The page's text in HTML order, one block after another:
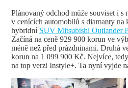
Plánovaný odchod může souviset i s
v cenících automobilů s diamanty
hybridní SUV Mitsubishi Outlander
Začíná na ceně 929 900 korun ve
méně než před prázdninami. Druhá
korun na 1 099 900 Kč. Nejvíce,
na top verzi Instyle+. Ta nyní vyjde